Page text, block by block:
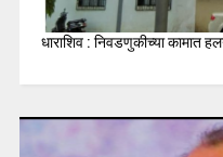
धाराशिव : निवडणुकीच्या कामात